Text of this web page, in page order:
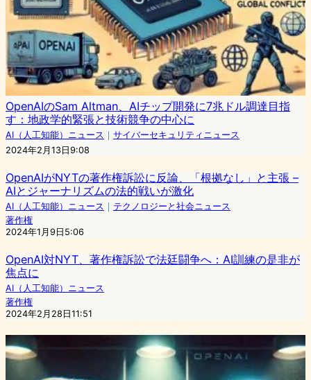
OpenAIのSam Altman、AIチップ開発に7兆ドル調達目指
す：地政学的緊張と技術競争の中心に
AI（人工知能）ニュース ｜ サイバーセキュリティニュース
2024年2月13日9:08
OpenAIがNYTの著作権訴訟に反論、「根拠なし」と主張 –
AIとジャーナリズムの法的戦いが激化
AI（人工知能）ニュース ｜ テクノロジーと社会ニュース
著作権
2024年1月9日5:06
OpenAI対NYT、著作権訴訟で法廷闘争へ：AI訓練の是非が
焦点に
AI（人工知能）ニュース
著作権
2024年2月28日11:51